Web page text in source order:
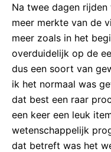
Na twee dagen
meer merkte van de
meer zoals in het
overduidelijk op de
dus een soort van
ik het normaal was
dat best een raar
een keer een leuk
wetenschappelijk
dat betreft was het